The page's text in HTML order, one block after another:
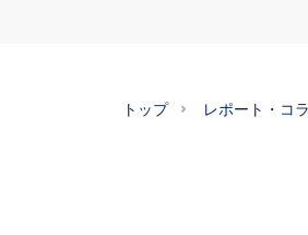
トップ レポート・コ